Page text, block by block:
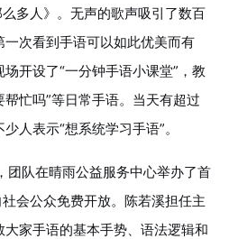
多人》。无声的歌声吸引了数百
次看到手语可以如此优美而有
开设了“一分钟手语小课堂”，教
帮忙吗”等日常手语。当天有超过
人表示“想系统学习手语”。
队在晴雨公益服务中心举办了首
会公众免费开放。陈若溪担任主
家手语的基本手势、语法逻辑和